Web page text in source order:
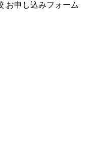
お申し込みフォーム